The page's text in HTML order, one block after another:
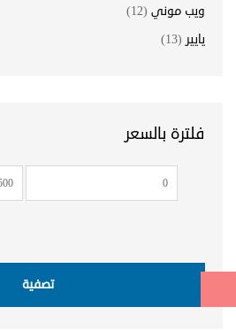
ويب موني (12)
يايير (13)
فلترة بالسعر
أدنى
سعر
أعلى
سعر
تصفية